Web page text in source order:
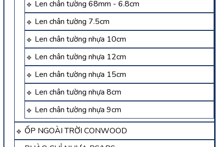
Len chân tường 68mm - 6.8cm
Len chân tường 7.5cm
Len chân tường nhựa 10cm
Len chân tường nhựa 12cm
Len chân tường nhựa 15cm
Len chân tường nhựa 8cm
Len chân tường nhựa 9cm
ỐP NGOÀI TRỜI CONWOOD